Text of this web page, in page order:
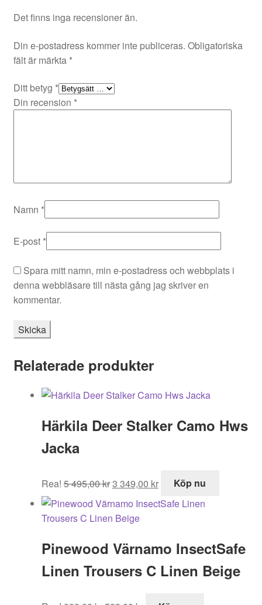
Det finns inga recensioner än.
Din e-postadress kommer inte publiceras. Obligatoriska
fält är märkta *
Ditt betyg *
Din recension *
Namn *
E-post *
Spara mitt namn, min e-postadress och webbplats i
denna webbläsare till nästa gång jag skriver en
kommentar.
Relaterade produkter
Härkila Deer Stalker Camo Hws
Jacka
Rea! 5 495,00kr
ursprungliga
priset
var:
495,00 kr.
3 349,00 kr
nuvarande
priset
349,00 kr.
Köp nu
Pinewood Värnamo InsectSafe
Linen Trousers C Linen Beige